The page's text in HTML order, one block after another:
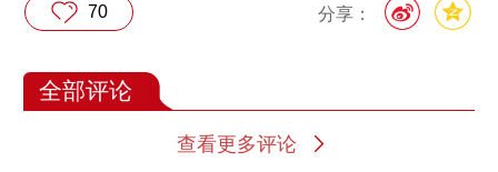
分享：
70
全部评论
查看更多评论